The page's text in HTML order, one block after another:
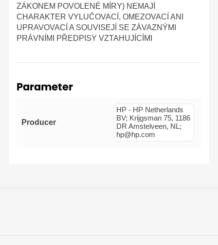
ZÁKONEM POVOLENÉ MÍRY) NEMAJÍ
CHARAKTER VYLUČOVACÍ, OMEZOVACÍ ANI
UPRAVOVACÍ A SOUVISEJÍ SE ZÁVAZNÝMI
PRÁVNÍMI PŘEDPISY VZTAHUJÍCÍMI
Parameter
Producer
HP - HP Netherlands
BV; Krijgsman 75, 1186
DR Amstelveen, NL;
hp@hp.com